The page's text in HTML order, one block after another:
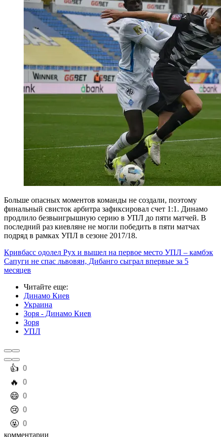
Больше опасных моментов команды не создали, поэтому
финальный свисток арбитра зафиксировал счет 1:1. Динамо
продлило безвыигрышную серию в УПЛ до пяти матчей. В
последний раз киевляне не могли победить в пяти матчах
подряд в рамках УПЛ в сезоне 2017/18.
Кривбасс одолел Рух и вышел на первое место УПЛ – камбэк
Сапуги не спас львовян, Дибанго сыграл впервые за 5
месяцев
Читайте еще:
Динамо Киев
Украина
Зоря - Динамо Киев
Зоря
УПЛ
️👍 0
️🔥 0
️😄 0
️😢 0
️🤬 0
комментарии